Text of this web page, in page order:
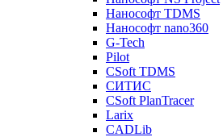
Нанософт TDMS
Нанософт nano360
G-Tech
Pilot
CSoft TDMS
СИТИС
CSoft PlanTracer
Larix
CADLib